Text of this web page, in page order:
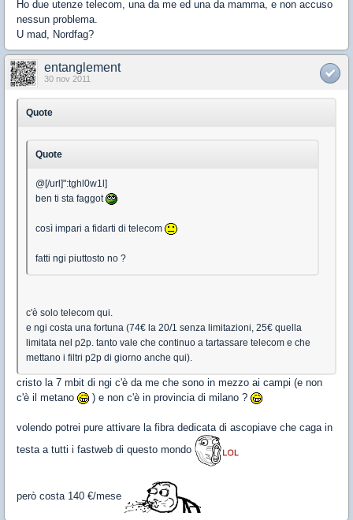
Ho due utenze telecom, una da me ed una da mamma, e non accuso
nessun problema.
U mad, Nordfag?
entanglement
30 nov 2011
Quote
Quote
@[/url]":tghl0w1l]
ben ti sta faggot
così impari a fidarti di telecom
fatti ngi piuttosto no ?
c'è solo telecom qui.
e ngi costa una fortuna (74€ la 20/1 senza limitazioni, 25€ quella
limitata nel p2p. tanto vale che continuo a tartassare telecom e che
mettano i filtri p2p di giorno anche qui).
cristo la 7 mbit di ngi c'è da me che sono in mezzo ai campi (e non
c'è il metano
) e non c'è in provincia di milano ?
volendo potrei pure attivare la fibra dedicata di ascopiave che caga in
testa a tutti i fastweb di questo mondo
però costa 140 €/mese